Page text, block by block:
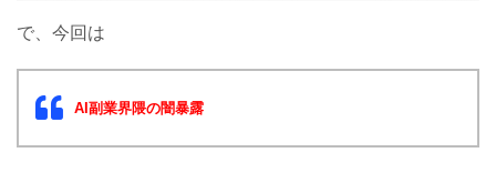
で、今回は
AI副業界隈の闇暴露